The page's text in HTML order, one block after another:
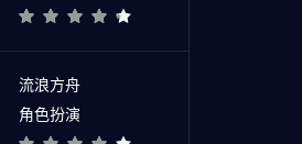
流浪方舟
角色扮演